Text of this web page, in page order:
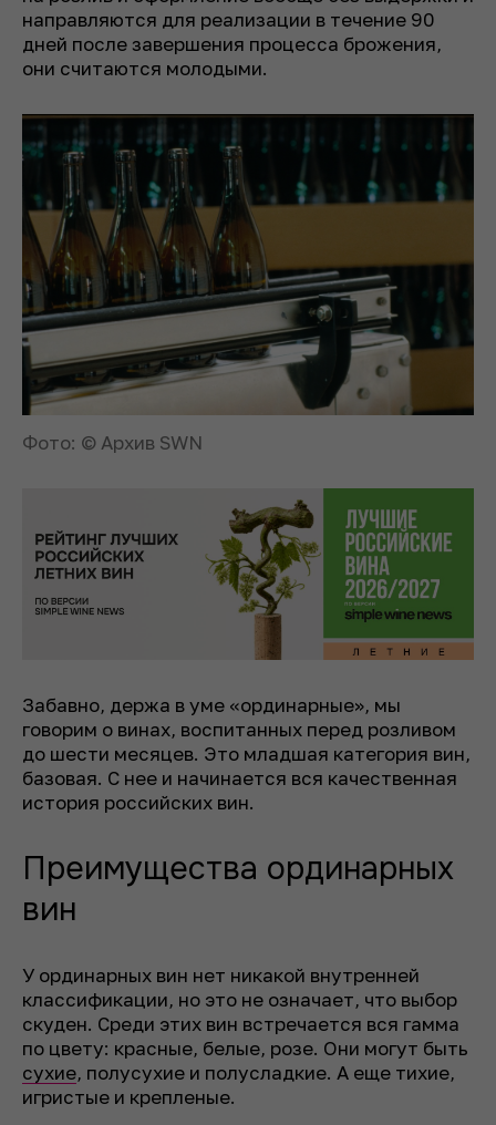
направляются для реализации в течение 90
дней после завершения процесса брожения,
они считаются молодыми.
Фото: © Архив SWN
Забавно, держа в уме «ординарные», мы
говорим о винах, воспитанных перед розливом
до шести месяцев. Это младшая категория вин,
базовая. С нее и начинается вся качественная
история российских вин.
Преимущества ординарных
вин
У ординарных вин нет никакой внутренней
классификации, но это не означает, что выбор
скуден. Среди этих вин встречается вся гамма
по цвету: красные, белые, розе. Они могут быть
сухие, полусухие и полусладкие. А еще тихие,
игристые и крепленые.